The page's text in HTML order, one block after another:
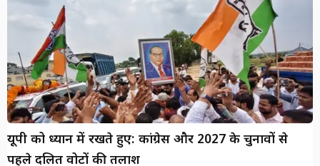
यूपी को ध्यान में रखते हुए: कांग्रेस और 2027 के चुनावों से
पहले दलित वोटों की तलाश